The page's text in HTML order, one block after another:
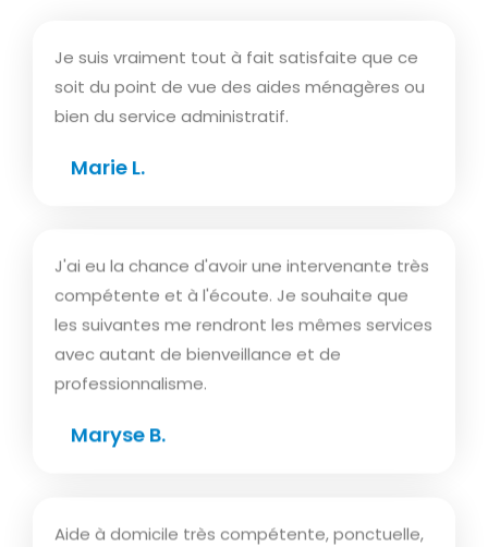
Je suis vraiment tout à fait satisfaite que ce
soit du point de vue des aides ménagères ou
bien du service administratif.
Marie L.
J'ai eu la chance d'avoir une intervenante très
compétente et à l'écoute. Je souhaite que
les suivantes me rendront les mêmes services
avec autant de bienveillance et de
professionnalisme.
Maryse B.
Aide à domicile très compétente, ponctuelle,